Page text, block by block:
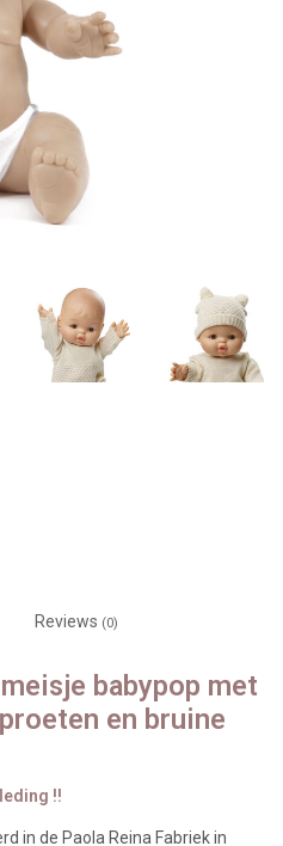
Reviews (0)
babypop met
en bruine
!!
in de Paola Reina Fabriek in